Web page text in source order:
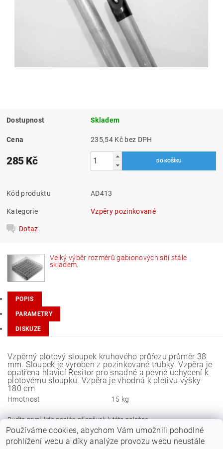
Dostupnost Skladem
Cena 235,54 Kč bez DPH
285 Kč
Kód produktu AD413
Kategorie Vzpěry pozinkované
Dotaz
Velký výběr rozměrů gabionových sítí stále
skladem.
POPIS
PARAMETRY
DISKUZE
Vzpěrný plotový sloupek kruhového průřezu průměr 38
mm. Sloupek je vyroben z pozinkované trubky. Vzpěra je
opatřena hlavicí Resitor pro snadné a pevné uchycení k
plotovému sloupku. Vzpěra je vhodná k pletivu výšky
180 cm
Hmotnost 15 kg
Buďte první, kdo napíše příspěvek k této položce.
Přidat komentář
Používáme cookies, abychom Vám umožnili pohodlné
prohlížení webu a díky analýze provozu webu neustále